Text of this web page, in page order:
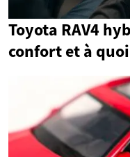
Toyota RAV4
confort et à